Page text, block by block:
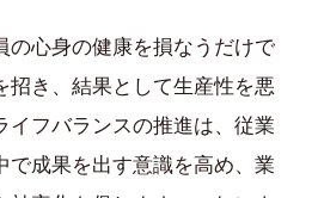
の心身の健康を損なうだけで
招き、結果として生産性を悪
イフバランスの推進は、従業
で成果を出す意識を高め、業